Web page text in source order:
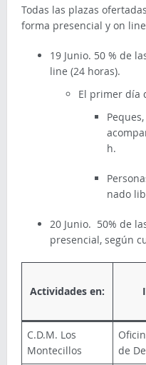
Todas las plazas
forma presencial y on
19 Junio. 50 % de
line (24 horas).
El primer día
h.
nado
20 Junio. 50% de
presencial, según
Actividades en:
C.D.M. Los
Montecillos
de